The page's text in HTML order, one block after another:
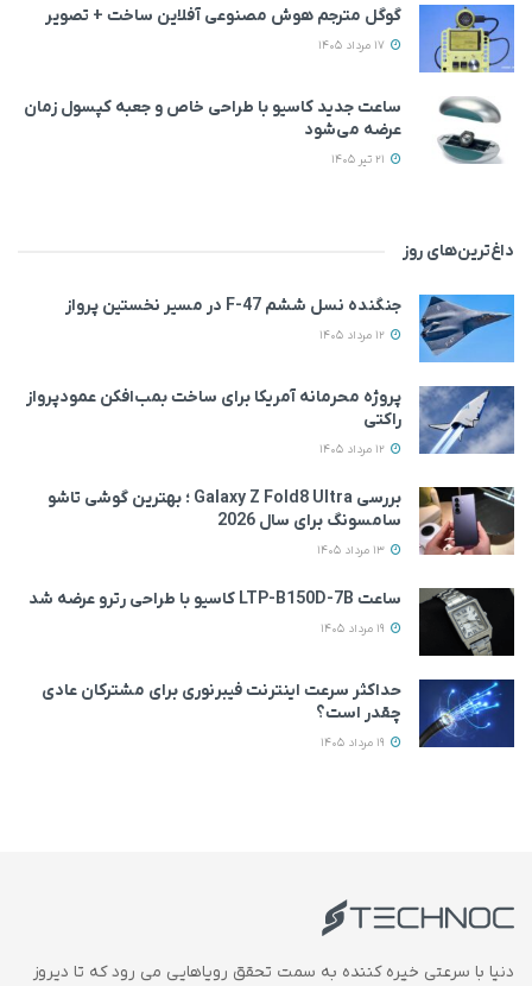
گوگل مترجم هوش مصنوعی آفلاین ساخت + تصویر
ساعت جدید کاسیو با طراحی خاص و جعبه کپسول زمان
عرضه می‌شود
داغ‌ترین‌های روز
جنگنده نسل ششم F-47 در مسیر نخستین پرواز
پروژه محرمانه آمریکا برای ساخت بمب‌افکن عمودپرواز
راکتی
بررسی Galaxy Z Fold8 Ultra ؛ بهترین گوشی تاشو
سامسونگ برای سال 2026
ساعت LTP-B150D-7B کاسیو با طراحی رترو عرضه شد
حداکثر سرعت اینترنت فیبرنوری برای مشترکان عادی
چقدر است؟
دنیا با سرعتی خیره کننده به سمت تحقق رویاهایی می رود که تا دیروز